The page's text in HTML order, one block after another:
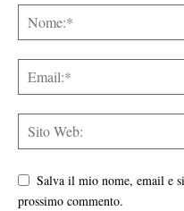
Salva il mio nome, email e
prossimo commento.